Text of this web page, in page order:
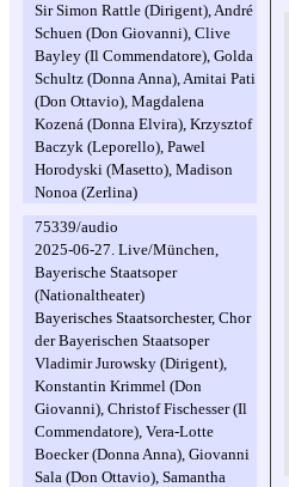
Sir Simon Rattle (Dirigent), André
Schuen (Don Giovanni), Clive
Bayley (Il Commendatore), Golda
Schultz (Donna Anna), Amitai Pati
(Don Ottavio), Magdalena
Kozená (Donna Elvira), Krzysztof
Baczyk (Leporello), Pawel
Horodyski (Masetto), Madison
Nonoa (Zerlina)
75339/audio
2025-06-27. Live/München,
Bayerische Staatsoper
(Nationaltheater)
Bayerisches Staatsorchester, Chor
der Bayerischen Staatsoper
Vladimir Jurowsky (Dirigent),
Konstantin Krimmel (Don
Giovanni), Christof Fischesser (Il
Commendatore), Vera-Lotte
Boecker (Donna Anna), Giovanni
Sala (Don Ottavio), Samantha